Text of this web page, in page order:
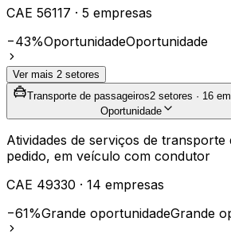
CAE 56117 · 5 empresas
−43%OportunidadeOportunidade
Ver mais 2 setores
Transporte de passageiros2 setores · 16
Oportunidade
Atividades de serviços de transporte
pedido, em veículo com condutor
CAE 49330 · 14 empresas
−61%Grande oportunidadeGrande